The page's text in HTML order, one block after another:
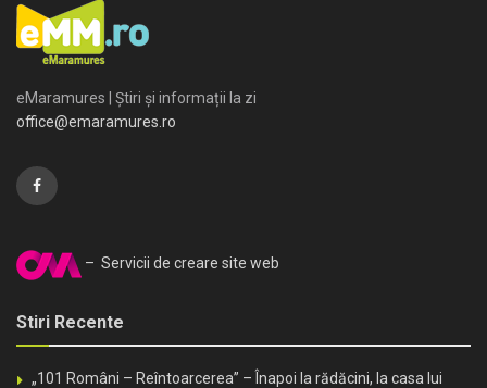
eMaramures | Știri și informații la zi
office@emaramures.ro
– Servicii de creare site web
Stiri Recente
„101 Români – Reîntoarcerea” – Înapoi la rădăcini, la casa lui